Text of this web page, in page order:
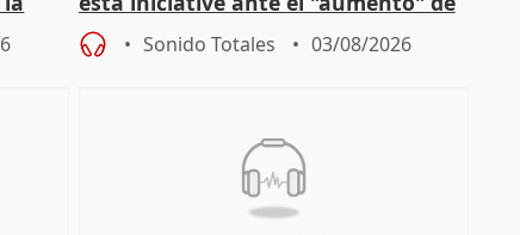
personas sin hogar en Madri
Sonido Totales 03/08/2026